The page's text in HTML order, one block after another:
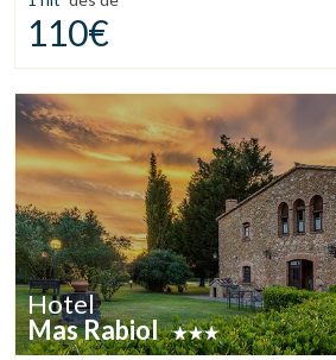
110€
Hotel
Mas Rabiol